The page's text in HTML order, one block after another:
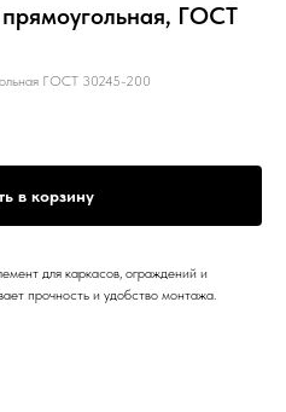
ГОСТ
ГОСТ 30245-200
в корзину
для каркасов, ограждений и
прочность и удобство монтажа.